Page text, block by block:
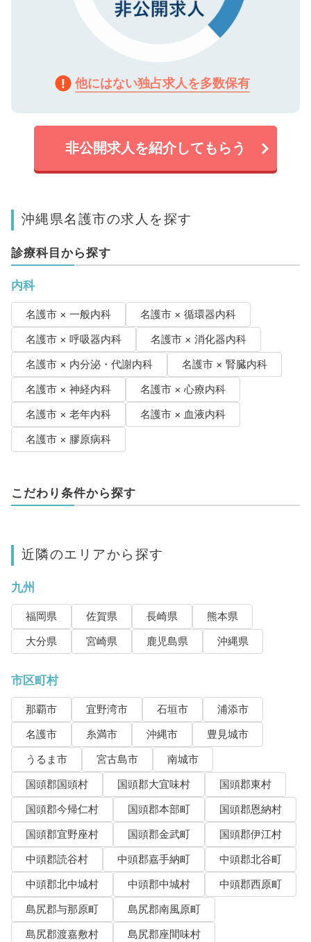
他にはない独占求人を多数保有
非公開求人を紹介してもらう
沖縄県名護市の求人を探す
診療科目から探す
内科
名護市 × 一般内科
名護市 × 循環器内科
名護市 × 呼吸器内科
名護市 × 消化器内科
名護市 × 内分泌・代謝内科
名護市 × 腎臓内科
名護市 × 神経内科
名護市 × 心療内科
名護市 × 老年内科
名護市 × 血液内科
名護市 × 膠原病科
こだわり条件から探す
近隣のエリアから探す
九州
福岡県 佐賀県 長崎県
熊本県
大分県
宮崎県 鹿児島県 沖縄県
市区町村
那覇市 宜野湾市 石垣市
浦添市
名護市
糸満市 沖縄市
豊見城市
うるま市
宮古島市
南城市
国頭郡国頭村
国頭郡大宜味村
国頭郡東村
国頭郡今帰仁村
国頭郡本部町
国頭郡恩納村
国頭郡宜野座村
国頭郡金武町
国頭郡伊江村
中頭郡読谷村
中頭郡嘉手納町
中頭郡北谷町
中頭郡北中城村
中頭郡中城村
中頭郡西原町
島尻郡与那原町
島尻郡南風原町
島尻郡渡嘉敷村
島尻郡座間味村